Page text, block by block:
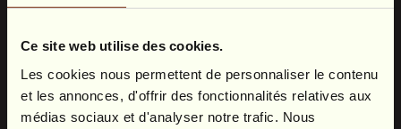
Ce site web utilise des cookies.
Les cookies nous permettent de personnaliser le contenu
et les annonces, d'offrir des fonctionnalités relatives aux
médias sociaux et d'analyser notre trafic. Nous